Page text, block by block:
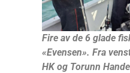
Fire av de 6 glade
«Evensen». Fra
HK og Torunn